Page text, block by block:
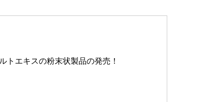
トエキスの粉末状製品の発売！